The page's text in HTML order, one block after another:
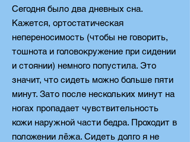
Сегодня было два дневных сна.
Кажется, ортостатическая
непереносимость (чтобы не говорить,
тошнота и головокружение при сидении
и стоянии) немного попустила. Это
значит, что сидеть можно больше пяти
минут. Зато после нескольких минут на
ногах пропадает чувствительность
кожи наружной части бедра. Проходит в
положении лёжа. Сидеть долго я не